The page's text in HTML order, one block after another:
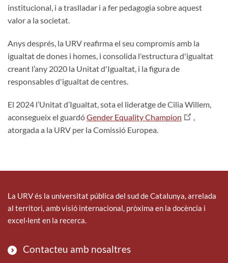
institucional, i a traslladar i a fer pedagogia sobre aquest
valor a la societat.
Anys després, la URV reafirma el seu compromís amb la
igualtat de dones i homes, i consolida l'estructura d'igualtat
creant l’any 2020 la Unitat d'Igualtat, i la figura de
responsables d'igualtat de centres.
El 2024 l’Unitat d’Igualtat, sota el lideratge de Cilia Willem,
aconsegueix el guardóGender Equality Champion
atorgada a la URV per la Comissió Europea.
La URV és la universitat pública del sud de Catalunya, arrelada
al territori, amb visió internacional, pròxima en la docència i
excel·lent en la recerca.
Contacteu amb nosaltres